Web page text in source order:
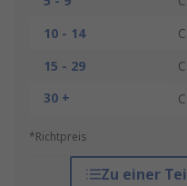
10 - 14
15 - 29
30 +
*Richtpreis
Zu einer